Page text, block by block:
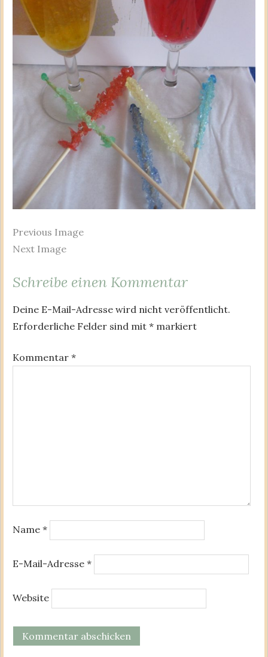
Previous Image
Next Image
Schreibe einen Kommentar
Deine E-Mail-Adresse wird nicht veröffentlicht.
Erforderliche Felder sind mit * markiert
Kommentar *
Name *
E-Mail-Adresse *
Website